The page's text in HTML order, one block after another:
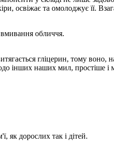
та омолоджує її.
обличчя.
гліцерин, тому воно, на
інших наших мил, простіше і
як дорослих так і дітей.